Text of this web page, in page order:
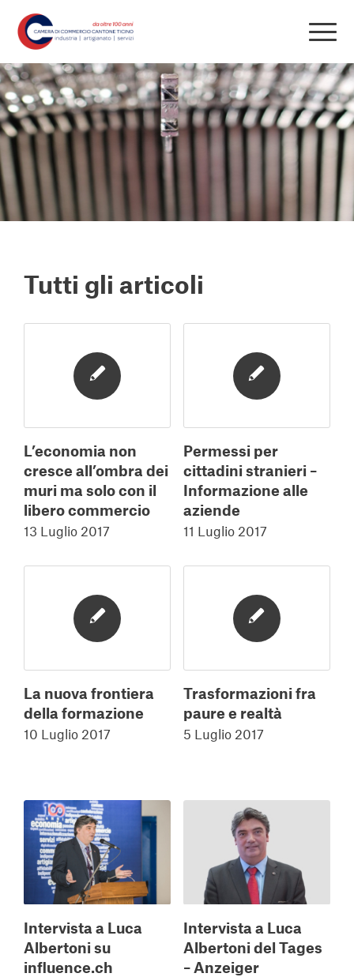
Tutti gli articoli
L’economia non
cresce all’ombra dei
muri ma solo con il
libero commercio
13 Luglio 2017
Permessi per
cittadini stranieri –
Informazione alle
aziende
11 Luglio 2017
La nuova frontiera
della formazione
10 Luglio 2017
Trasformazioni fra
paure e realtà
5 Luglio 2017
Intervista a Luca
Albertoni su
influence.ch
Intervista a Luca
Albertoni del Tages
– Anzeiger